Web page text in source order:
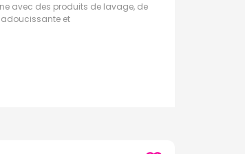
avec des produits de lavage, de
et